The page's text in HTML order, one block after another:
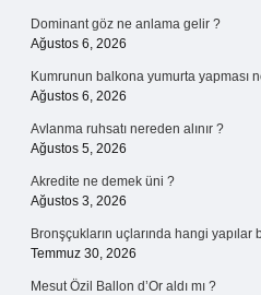
Dominant göz ne anlama gelir ?
Ağustos 6, 2026
Kumrunun balkona yumurta yapması
Ağustos 6, 2026
Avlanma ruhsatı nereden alınır ?
Ağustos 5, 2026
Akredite ne demek üni ?
Ağustos 3, 2026
Bronşçukların uçlarında hangi yapılar
Temmuz 30, 2026
Mesut Özil Ballon d’Or aldı mı ?